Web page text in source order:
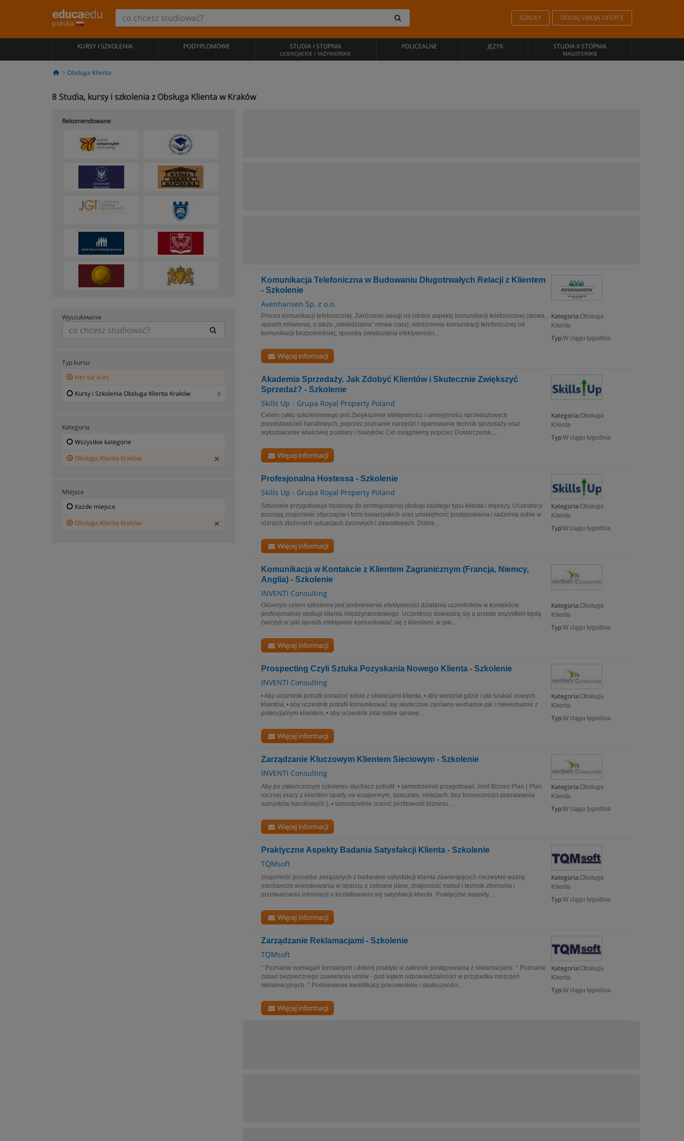
polska
SZKOŁY DODAJ SWOJĄ OFERTĘ
KURSY I SZKOLENIA PODYPLOMOWE STUDIA I STOPNIA
LICENCJACKIE / INŻYNIERSKIE
POLICEALNE JĘZYK STUDIA II STOPNIA
MAGISTERSKIE
Obsługa Klienta
8 Studia, kursy i szkolenia z Obsługa Klienta w Kraków
Komunikacja Telefoniczna w Budowaniu Długotrwałych Relacji z Klientem
- Szkolenie
Avenhansen Sp. z o.o.
Kategoria:Obsługa
Klienta
Typ:W ciągu tygodnia
Proces komunikacji telefonicznej. Zwrócenie uwagi na istotne aspekty komunikacji telefonicznej (słowa,
sposób mówienia, a także „niewidzialna” mowa ciała); odróżnienie komunikacji telefonicznej od
komunikacji bezpośredniej; sposoby zwiększania efektywności...
Więcej informacji
Akademia Sprzedaży. Jak Zdobyć Klientów i Skutecznie Zwiększyć
Sprzedaż? - Szkolenie
Skills Up - Grupa Royal Property Poland
Kategoria:Obsługa
Klienta
Typ:W ciągu tygodnia
Celem cyklu szkoleniowego jest Zwiększenie efektywności i umiejętności sprzedażowych
przedstawicieli handlowych, poprzez poznanie narzędzi i opanowanie technik sprzedaży oraz
wykształcenie właściwej postawy i nawyków. Cel osiągniemy poprzez Dostarczenie,...
Więcej informacji
Profesjonalna Hostessa - Szkolenie
Skills Up - Grupa Royal Property Poland
Kategoria:Obsługa
Klienta
Typ:W ciągu tygodnia
Szkolenie przygotowuje hostessy do profesjonalnej obsługi każdego typu klienta i imprezy. Uczestnicy
poznają znajomość obyczajów i form towarzyskich oraz umiejętność postępowania i radzenia sobie w
różnych złożonych sytuacjach życiowych i zawodowych. Dobre...
Więcej informacji
Komunikacja w Kontakcie z Klientem Zagranicznym (Francja, Niemcy,
Anglia) - Szkolenie
INVENTI Consulting
Kategoria:Obsługa
Klienta
Typ:W ciągu tygodnia
Głównym celem szkolenia jest podniesienie efektywności działania uczestników w kontekście
profesjonalnej obsługi klienta międzynarodowego. Uczestnicy dowiedzą się a przede wszystkim będą
ćwiczyli w jaki sposób efektywnie komunikować się z klientami, w jaki...
Więcej informacji
Prospecting Czyli Sztuka Pozyskania Nowego Klienta - Szkolenie
INVENTI Consulting
Kategoria:Obsługa
Klienta
Typ:W ciągu tygodnia
• Aby uczestnik potrafił poradzić sobie z obiekcjami klienta, • aby wiedział gdzie i jak szukać nowych
klientów, • aby uczestnik potrafił komunikować się skutecznie zarówno werbalnie jak i niewerbalnie z
potencjalnym klientem, • aby uczestnik zdał sobie sprawę...
Więcej informacji
Zarządzanie Kluczowym Klientem Sieciowym - Szkolenie
INVENTI Consulting
Kategoria:Obsługa
Klienta
Typ:W ciągu tygodnia
Aby po zakończonym szkoleniu słuchacz potrafił: • samodzielnie przygotować Joint Biznes Plan ( Plan
rocznej pracy z klientem oparty na wzajemnym, szacunku, relacjach, bez konieczności poprawiania
warunków handlowych ), • samodzielnie ocenić profitowość biznesu...
Więcej informacji
Praktyczne Aspekty Badania Satysfakcji Klienta - Szkolenie
TQMsoft
Kategoria:Obsługa
Klienta
Typ:W ciągu tygodnia
znajomość procedur związanych z badaniem satysfakcji klienta zawierających niezwykle ważny
mechanizm wnioskowania w oparciu o zebrane dane, znajomość metod i technik zbierania i
przetwarzania informacji o kształtowaniu się satysfakcji klienta. Praktyczne aspekty...
Więcej informacji
Zarządzanie Reklamacjami - Szkolenie
TQMsoft
Kategoria:Obsługa
Klienta
Typ:W ciągu tygodnia
* Poznanie wymagań formalnych i dobrej praktyki w zakresie postępowania z reklamacjami. * Poznanie
zasad bezpiecznego zawierania umów - pod kątem odpowiedzialności w przypadku roszczeń
reklamacyjnych. * Podniesienie kwalifikacji pracowników i skuteczności...
Więcej informacji
Rekomendowane
Wyszukiwanie
Typ kursu
Her tür kurs
Kursy i Szkolenia Obsługa Klienta Kraków
8
Kategoria
Wszystkie kategorie
Obsługa Klienta Kraków
Miejsce
Każde miejsce
Obsługa Klienta Kraków